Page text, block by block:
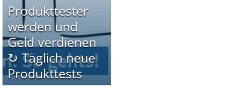
Produkttester
werden und
Geld verdienen
↻ Täglich neue
Produkttests